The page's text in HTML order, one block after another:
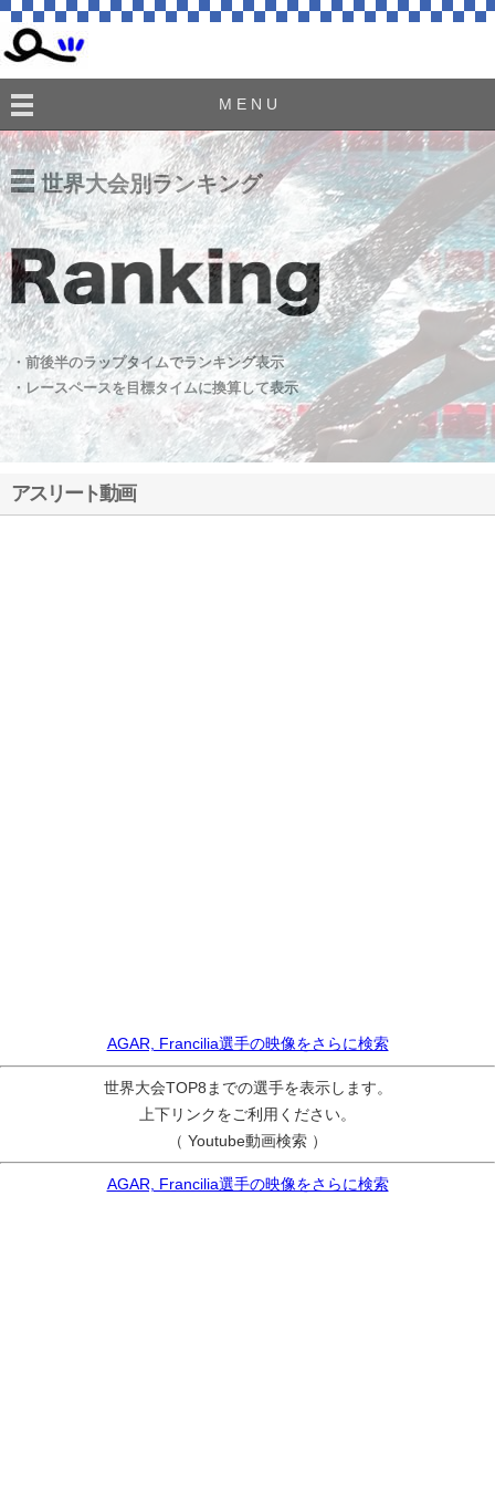
M E N U
世界大会別ランキング
・前後半のラップタイムでランキング表示
・レースペースを目標タイムに換算して表示
アスリート動画
AGAR, Francilia選手の映像をさらに検索
世界大会TOP8までの選手を表示します。
上下リンクをご利用ください。
（ Youtube動画検索 ）
AGAR, Francilia選手の映像をさらに検索